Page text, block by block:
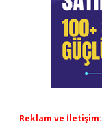
Reklam ve İletişim: